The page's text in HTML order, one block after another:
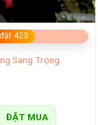
423
Sang Trọng
ĐẶT MUA